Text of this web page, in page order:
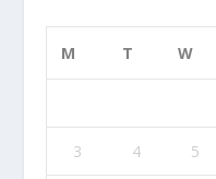
M T W
3 4 5